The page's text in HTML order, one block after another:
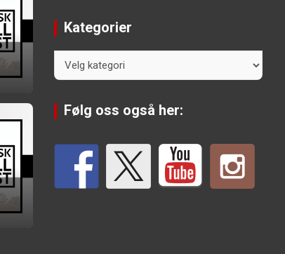
Kategorier
Følg oss også her: